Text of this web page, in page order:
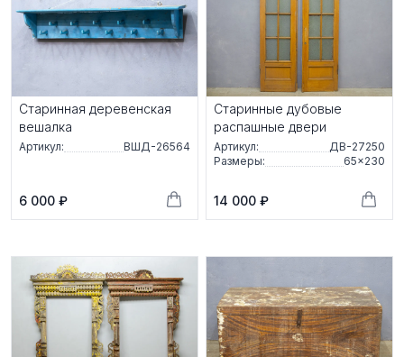
Старинная деревенская
вешалка
Артикул: ВШД-26564
6 000 ₽
Старинные дубовые
распашные двери
Артикул:
ДВ-27250
Размеры:
65×230
14 000 ₽